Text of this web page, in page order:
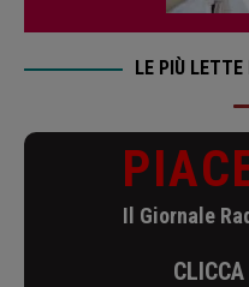
LE PIÙ
Il Giornale